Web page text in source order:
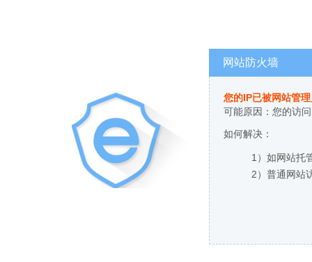
网站防火墙
您的IP已被网站管
可能原因：您的访
如何解决：
1）如网站托
2）普通网站